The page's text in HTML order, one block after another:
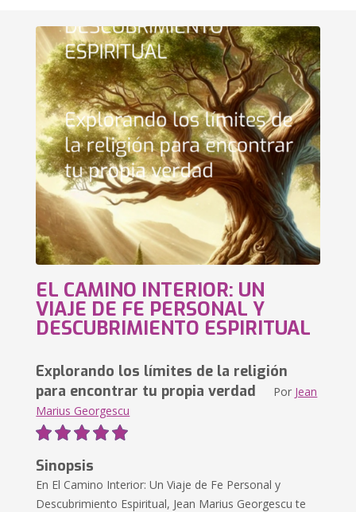
EL CAMINO INTERIOR: UN
VIAJE DE FE PERSONAL Y
DESCUBRIMIENTO ESPIRITUAL
Explorando los límites de la religión
para encontrar tu propia verdad Por Jean
Marius Georgescu
Sinopsis
En El Camino Interior: Un Viaje de Fe Personal y
Descubrimiento Espiritual, Jean Marius Georgescu te